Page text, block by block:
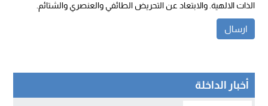
الذات الالهية. والابتعاد عن التحريض الطائفي والعنصري والشتائم.
أخبار الداخلة